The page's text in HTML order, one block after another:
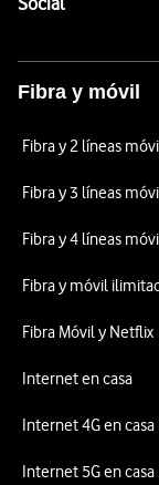
Fibra y móvil
Fibra y 2 líneas
Fibra y 3 líneas
Fibra y 4 líneas
Fibra y móvil
Fibra Móvil y Netflix
Internet en casa
Internet 4G en
Internet 5G en casa